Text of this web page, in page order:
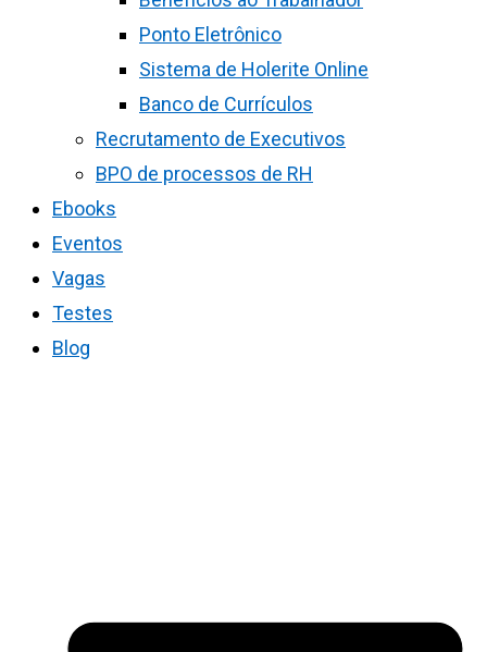
Ponto Eletrônico
Sistema de Holerite Online
Banco de Currículos
Recrutamento de Executivos
BPO de processos de RH
Ebooks
Eventos
Vagas
Testes
Blog